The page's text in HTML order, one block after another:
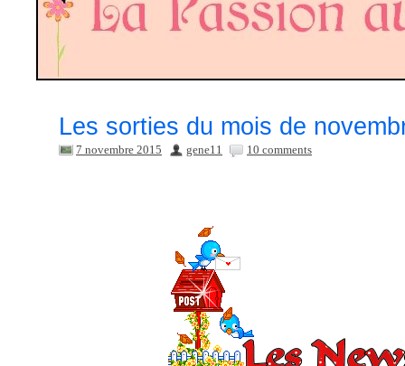
Les sorties du mois de
7 novembre 2015 gene11 10 comments